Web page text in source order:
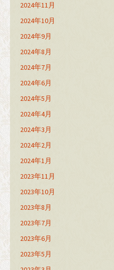
2024年11月
2024年10月
2024年9月
2024年8月
2024年7月
2024年6月
2024年5月
2024年4月
2024年3月
2024年2月
2024年1月
2023年11月
2023年10月
2023年8月
2023年7月
2023年6月
2023年5月